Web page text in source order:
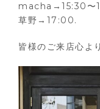
macha→15:30〜
草野→17:00.
皆様のご来店心よ